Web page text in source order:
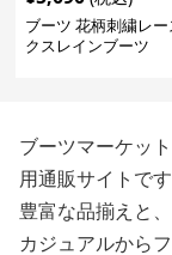
ブーツ 花柄刺繍レ
クスレインブーツ
ブーツマーケッ
用通販サイトです
豊富な品揃えと
カジュアルから